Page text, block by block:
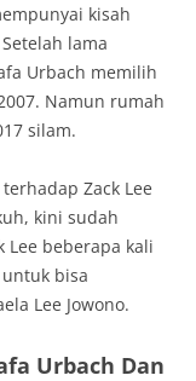
kisah
lama
Urbach memilih
Namun rumah
silam.
Zack Lee
kini sudah
Lee beberapa kali
bisa
Lee Jowono.
Urbach Dan